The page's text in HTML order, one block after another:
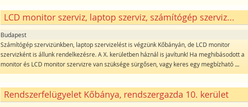
LCD monitor szerviz, laptop szerviz, számítógép szerviz...
Budapest
Számítógép szervizünkben, laptop szervizelést is végzünk Kőbányán, de LCD monitor
szervizként is állunk rendelkezésre. A X. kerületben háznál is javítunk! Ha meghibásodott a
monitor és LCD monitor szervizre van szüksége sürgősen, vagy keres egy megbízható...
Rendszerfelügyelet Kőbánya, rendszergazda 10. kerület